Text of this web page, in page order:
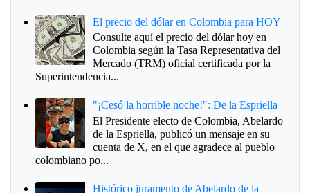
El precio del dólar en Colombia para HOY
Consulte aquí el precio del dólar hoy en
Colombia según la Tasa Representativa del
Mercado (TRM) oficial certificada por la
Superintendencia...
"¡Cesó la horrible noche!": De la Espriella
El Presidente electo de Colombia, Abelardo
de la Espriella, publicó un mensaje en su
cuenta de X, en el que agradece al pueblo
colombiano po...
Histórico juramento de Abelardo de la